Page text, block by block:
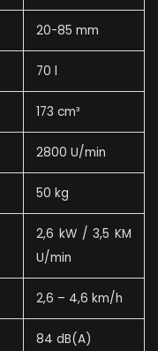
20-85 mm
70 l
173 cm³
2800 U/min
50 kg
2,6 kW / 3,5 KM
U/min
2,6 – 4,6 km/h
84 dB(A)